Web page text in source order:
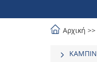
Αρχική >>